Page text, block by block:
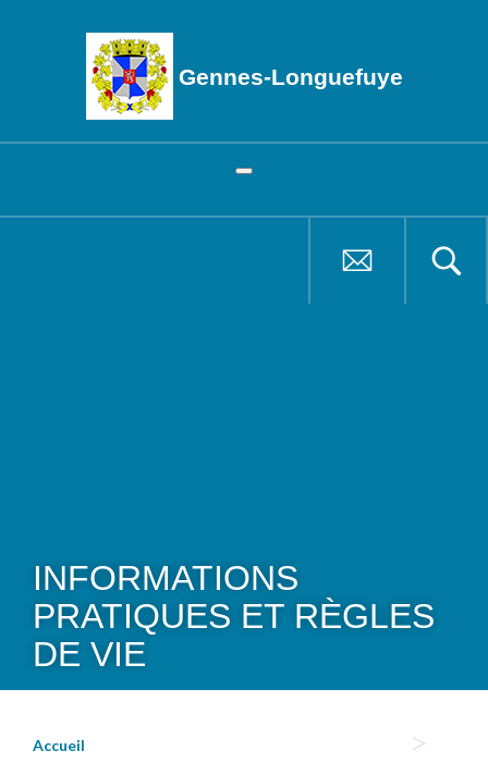
Gennes-Longuefuye
INFORMATIONS
PRATIQUES ET RÈGLES
DE VIE
Accueil